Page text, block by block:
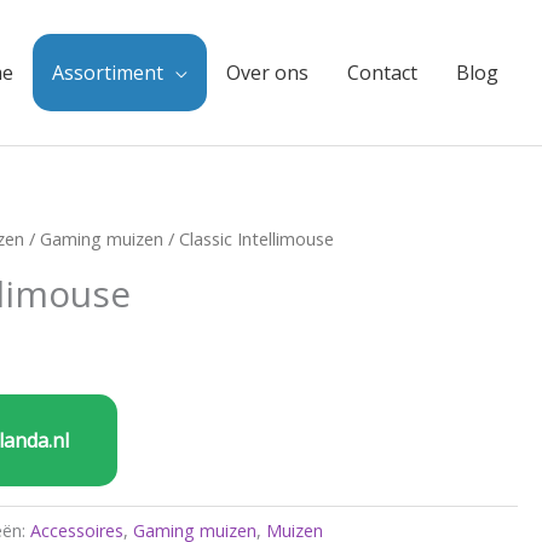
Assortiment Over ons Contact Blog
/ Gaming muizen / Classic Intellimouse
Accessoires,Gaming muizen, Muizen